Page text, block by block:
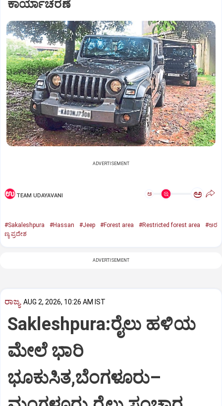
ಕಾರ್ಯಾಚರಣೆ
ADVERTISEMENT
TEAM UDAYAVANI ಅ ಅ
#Sakaleshpura #Hassan #Jeep #Forest area #Restricted forest area
#ಅರ
ಣ್ಯ ಪ್ರದೇಶ
ADVERTISEMENT
ರಾಜ್ಯ AUG 2, 2026, 10:26 AM IST
Sakleshpura:ರೈಲು ಹಳಿಯ
ಮೇಲೆ ಭಾರಿ
ಭೂಕುಸಿತ,ಬೆಂಗಳೂರು–